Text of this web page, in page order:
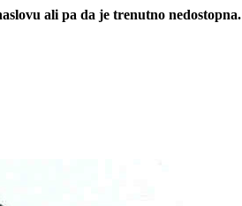
ali pa da je trenutno nedostopna.